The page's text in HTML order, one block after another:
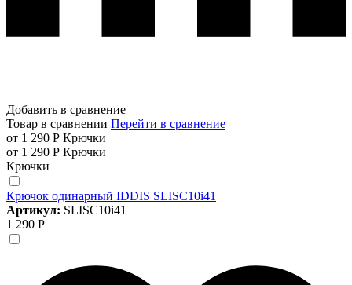
Добавить в сравнение
Товар в сравнении Перейти в сравнение
от 1 290 Р Крючки
от 1 290 Р Крючки
Крючки
Крючок одинарный IDDIS SLISC10i41
Артикул: SLISC10i41
1 290 Р